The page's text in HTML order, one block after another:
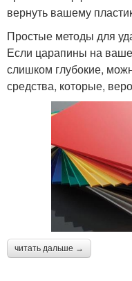
вернуть вашему
Простые методы для
Если царапины на
слишком глубокие,
средства, которые,
читать дальше →